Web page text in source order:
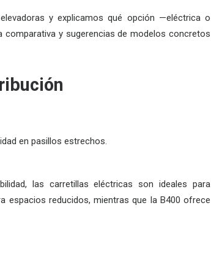
y explicamos qué opción —eléctrica o
y sugerencias de modelos concretos
en pasillos estrechos.
las carretillas eléctricas son ideales para
espacios reducidos, mientras que la B400 ofrece